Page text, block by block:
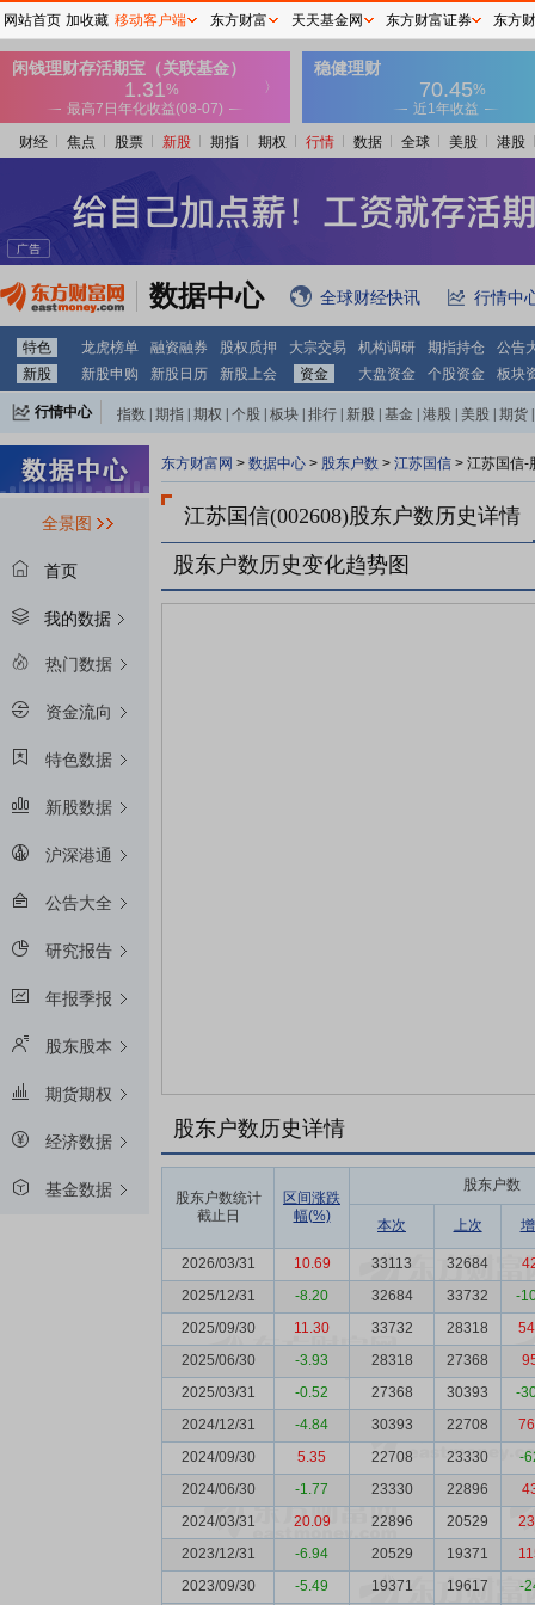
财经 焦点 股票 新股 期指 期权 行情 数据 全球 美股 港股
数据中心 全球财经快讯 行情中
特色 龙虎榜单 融资融券 股权质押 大宗交易 机构调研 期指持仓
公告
新股
新股申购 新股日历 新股上会 资金 大盘资金 个股资金 板块
行情中心 指数 期指 期权 个股 板块 排行 新股 基金 港股 美股 期货
全景图
首页
我的数据
热门数据
资金流向
特色数据
新股数据
沪深港通
公告大全
研究报告
年报季报
股东股本
期货期权
经济数据
基金数据
东方财富网 > 数据中心 > 股东户数 > 江苏国信 > 江苏国信-
江苏国信(002608)股东户数历史详情
股东户数历史变化趋势图
股东户数历史详情
股东户数统计
截止日
区间涨跌
幅(%)
股东户数
本次 上次
2026/03/31 10.69 33113 32684
2025/12/31
-8.20 32684 33732
-
2025/09/30
11.30 33732 28318
2025/06/30
-3.93 28318 27368
2025/03/31
-0.52 27368 30393
-
2024/12/31
-4.84 30393 22708
2024/09/30
5.35 22708 23330
-
2024/06/30
-1.77 23330 22896
2024/03/31
20.09 22896 20529
2023/12/31
-6.94 20529 19371
2023/09/30
-5.49 19371 19617
-
网站首页 加收藏 移动客户端 东方财富 天天基金网 东方财富证券 东方